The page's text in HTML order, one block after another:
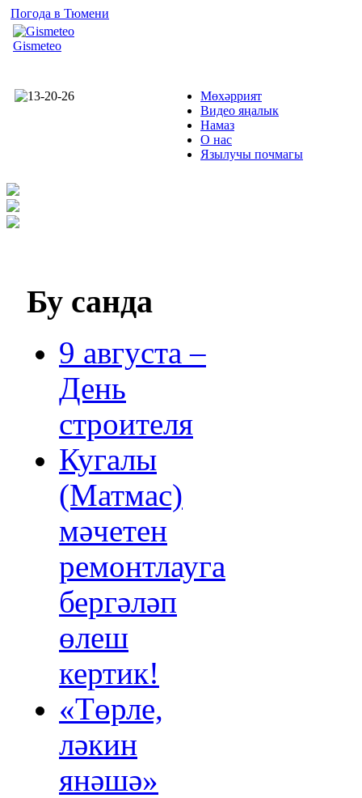
Погода в Тюмени
Gismeteo
Мөхәррият
Видео яңалык
Намаз
О нас
Язылучы почмагы
Бу санда
9 августа –
День
строителя
Кугалы
(Матмас)
мәчетен
ремонтлауга
бергәләп
өлеш
кертик!
«Төрле,
ләкин
янәшә»